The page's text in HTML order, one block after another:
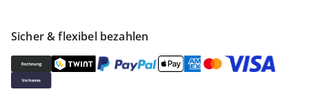
Sicher & flexibel bezahlen